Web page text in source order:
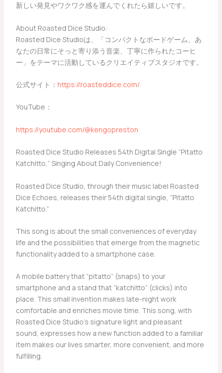
新しい発見やワクワク感を運んでくれたら嬉しいです。
About Roasted Dice Studio:
Roasted Dice Studioは、「コンパクトなボードゲーム、あ
なたの日常にそっと寄り添う音楽、丁寧に作られたコーヒ
ー」をテーマに活動しているクリエイティブスタジオです。
公式サイト： https://roasteddice.com/
YouTube：
https://youtube.com/@kengopreston
Roasted Dice Studio Releases 54th Digital Single “Pitatto
Katchitto,” Singing About Daily Convenience!
Roasted Dice Studio, through their music label Roasted
Dice Echoes, releases their 54th digital single, “Pitatto
Katchitto.”
This song is about the small conveniences of everyday
life and the possibilities that emerge from the magnetic
functionality added to a smartphone case.
A mobile battery that “pitatto” (snaps) to your
smartphone and a stand that “katchitto” (clicks) into
place. This small invention makes late-night work
comfortable and enriches movie time. This song, with
Roasted Dice Studio’s signature light and pleasant
sound, expresses how a new function added to a familiar
item makes our lives smarter, more convenient, and more
fulfilling.